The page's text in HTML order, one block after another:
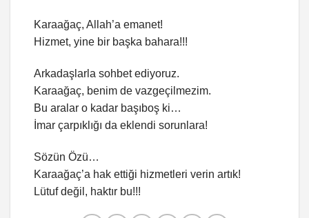
Karaağaç, Allah’a emanet!
Hizmet, yine bir başka bahara!!!
Arkadaşlarla sohbet ediyoruz.
Karaağaç, benim de vazgeçilmezim.
Bu aralar o kadar başıboş ki…
İmar çarpıklığı da eklendi sorunlara!
Sözün Özü…
Karaağaç’a hak ettiği hizmetleri verin artık!
Lütuf değil, haktır bu!!!